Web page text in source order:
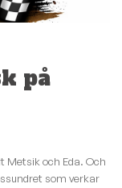
på
Metsik och Eda. Och
som verkar